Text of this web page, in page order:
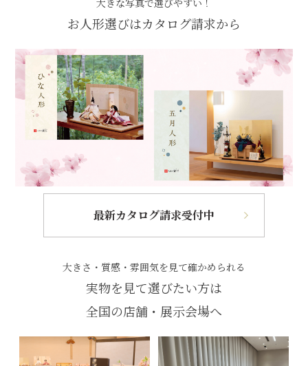
大きな写真で選びやすい！
お人形選びはカタログ請求から
最新カタログ請求受付中
大きさ・質感・雰囲気を見て確かめられる
実物を見て選びたい方は
全国の店舗・展示会場へ